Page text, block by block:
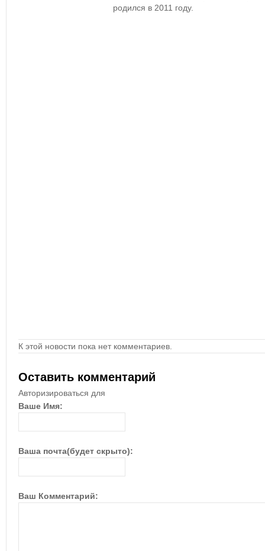
родился в 2011 году.
К этой новости пока нет комментариев.
Оставить комментарий
Авторизироваться для
Ваше Имя:
Ваша почта(будет скрыто):
Ваш Комментарий: